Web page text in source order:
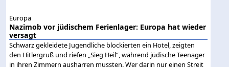
Europa
Nazimob vor jüdischem Ferienlager: Europa hat wieder
versagt
Schwarz gekleidete Jugendliche blockierten ein Hotel, zeigten
den Hitlergruß und riefen „Sieg Heil“, während jüdische Teenager
in ihren Zimmern ausharren mussten. Wer darin nur einen Streit